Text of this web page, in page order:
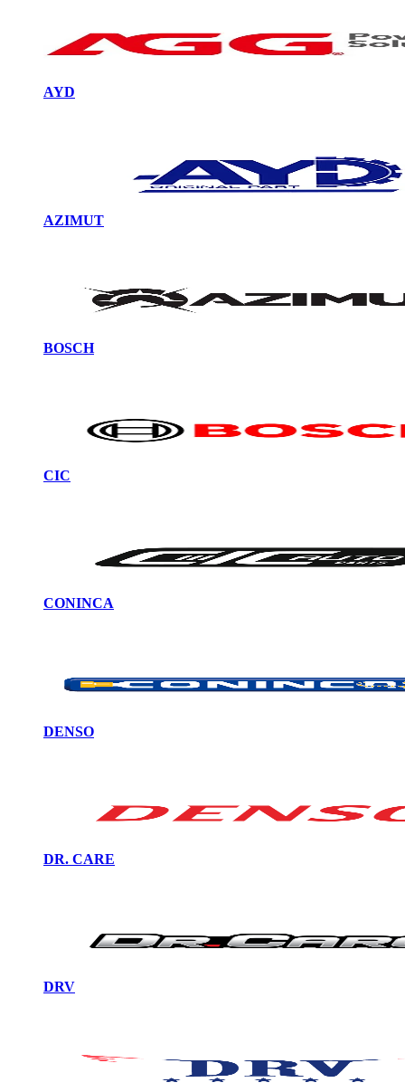
AYD
AZIMUT
BOSCH
CIC
CONINCA
DENSO
DR. CARE
DRV